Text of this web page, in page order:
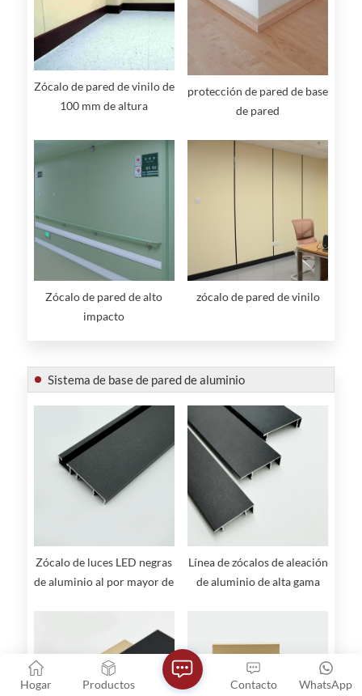
Zócalo de pared de vinilo de
100 mm de altura
protección de pared de base
de pared
Zócalo de pared de alto
impacto
zócalo de pared de vinilo
Sistema de base de pared de aluminio
Zócalo de luces LED negras
de aluminio al por mayor de
Línea de zócalos de aleación
de aluminio de alta gama
Hogar Productos WhatsApp
Contacto